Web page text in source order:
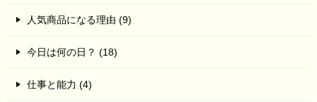
人気商品になる理由 (9)
今日は何の日？ (18)
仕事と能力 (4)